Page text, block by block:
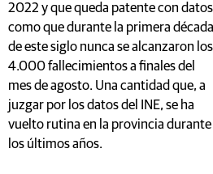
2022 y que queda patente con datos
como que durante la primera década
de este siglo nunca se alcanzaron los
4.000 fallecimientos a finales del
mes de agosto. Una cantidad que, a
juzgar por los datos del INE, se ha
vuelto rutina en la provincia durante
los últimos años.